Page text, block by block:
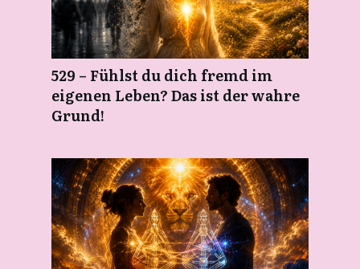
529 – Fühlst du dich fremd im
eigenen Leben? Das ist der wahre
Grund!